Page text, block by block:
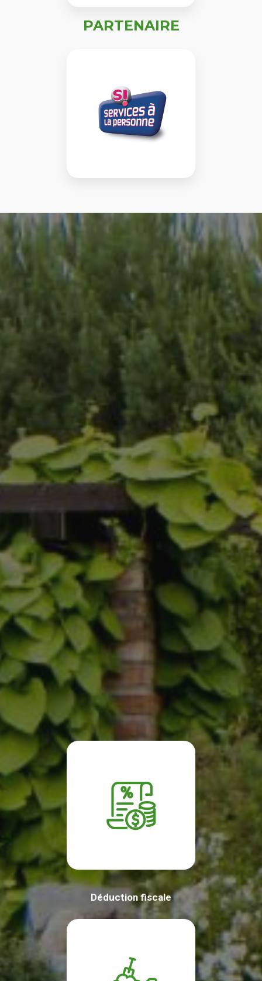
PARTENAIRE
Déduction fiscale